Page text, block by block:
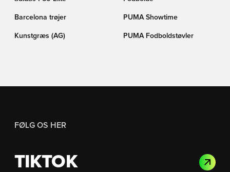
Barcelona trøjer PUMA Showtime
Kunstgræs (AG) PUMA Fodboldstøvler
FØLG OS HER
TIKTOK